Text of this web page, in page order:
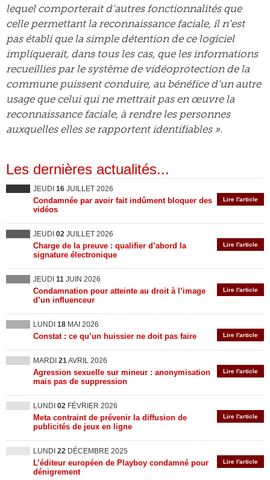
lequel comporterait d’autres fonctionnalités que
celle permettant la reconnaissance faciale, il n’est
pas établi que la simple détention de ce logiciel
impliquerait, dans tous les cas, que les informations
recueillies par le système de vidéoprotection de la
commune puissent conduire, au bénéfice d’un autre
usage que celui qui ne mettrait pas en œuvre la
reconnaissance faciale, à rendre les personnes
auxquelles elles se rapportent identifiables ».
Les dernières actualités...
JEUDI 16 JUILLET 2026
Lire l'article
Condamnée par avoir fait indûment bloquer des
vidéos
JEUDI 02 JUILLET 2026
Lire l'article
Charge de la preuve : qualifier d’abord la
signature électronique
JEUDI 11 JUIN 2026
Lire l'article
Condamnation pour atteinte au droit à l’image
d’un influenceur
LUNDI 18 MAI 2026
Lire l'article
Constat : ce qu’un huissier ne doit pas faire
MARDI 21AVRIL 2026
Lire l'article
Agression sexuelle sur mineur : anonymisation
mais pas de suppression
LUNDI 02 FÉVRIER 2026
Lire l'article
Meta contraint de prévenir la diffusion de
publicités de jeux en ligne
LUNDI 22 DÉCEMBRE 2025
Lire l'article
L’éditeur européen de Playboy condamné pour
dénigrement